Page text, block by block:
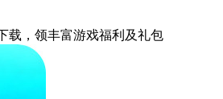
载 ，领丰富游戏福利 及礼包